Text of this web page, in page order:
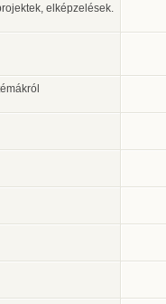
elképzelések.